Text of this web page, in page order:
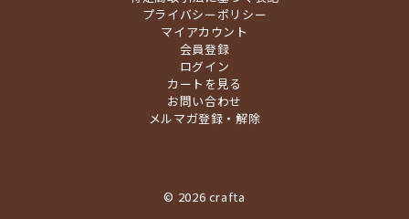
プライバシーポリシー
マイアカウント
会員登録
ログイン
カートを見る
お問い合わせ
メルマガ登録・解除
© 2026 crafta